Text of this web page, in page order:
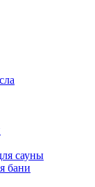
сауны
бани